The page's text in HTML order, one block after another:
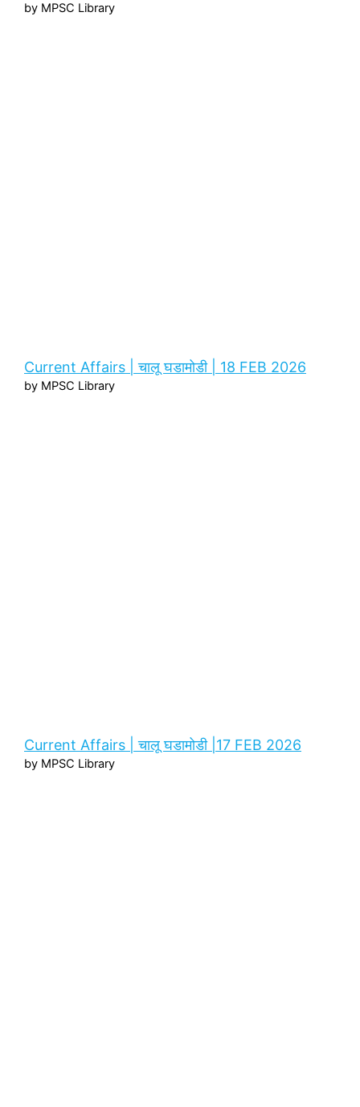
by MPSC Library
Current Affairs | चालू घडामोडी | 18 FEB 2026
by MPSC Library
Current Affairs | चालू घडामोडी |17 FEB 2026
by MPSC Library